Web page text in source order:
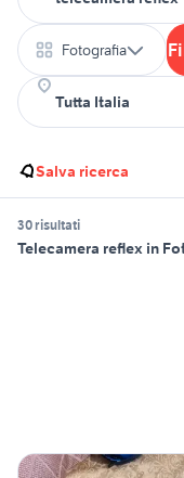
Fotografia
Salva ricerca
30 risultati
Telecamera reflex in